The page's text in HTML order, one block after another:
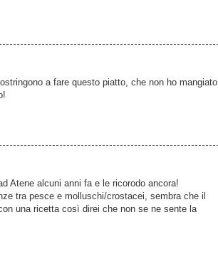
a fare questo piatto, che non ho mangiato.
Atene alcuni anni fa e le ricorodo ancora!
tra pesce e molluschi/crostacei, sembra che il
una ricetta così direi che non se ne sente la